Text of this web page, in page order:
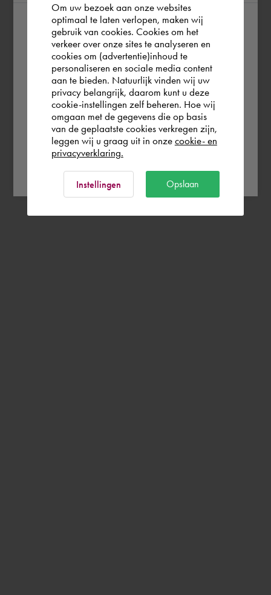
According to us you are situated in Rest of
the world. Please confirm in which country
you wish to shop.
België Rest of the world
Om uw bezoek aan onze websites
optimaal te laten verlopen, maken wij
gebruik van cookies. Cookies om het
verkeer over onze sites te analyseren en
cookies om (advertentie)inhoud te
personaliseren en sociale media content
aan te bieden. Natuurlijk vinden wij uw
privacy belangrijk, daarom kunt u deze
cookie-instellingen zelf beheren. Hoe wij
omgaan met de gegevens die op basis
van de geplaatste cookies verkregen zijn,
leggen wij u graag uit in onze cookie- en
privacyverklaring.
Instellingen Opslaan